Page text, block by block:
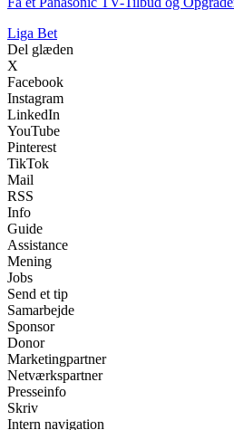
Liga Bet
Del glæden
X
Facebook
Instagram
LinkedIn
YouTube
Pinterest
TikTok
Mail
RSS
Info
Guide
Assistance
Mening
Jobs
Send et tip
Samarbejde
Sponsor
Donor
Marketingpartner
Netværkspartner
Presseinfo
Skriv
Intern navigation